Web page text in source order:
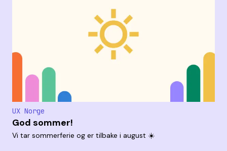
UX Norge
God sommer!
Vi tar sommerferie og er tilbake i august ☀️